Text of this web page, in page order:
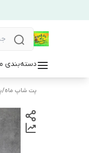
دسته‌بندی
پت شاپ ماه/